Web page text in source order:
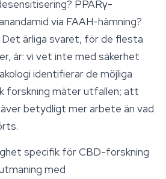
PPARγ-
via FAAH-hämning?
Det ärliga svaret, för de flesta
är: vi vet inte med säkerhet
identifierar de möjliga
forskning mäterutfallen; att
betydligt mer arbete än vad
specifik för CBD-forskning
med